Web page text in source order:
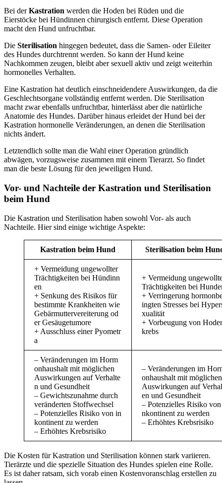
Bei derKastration werden die Hoden bei Rüden und die
Eierstöcke bei Hündinnen chirurgisch entfernt. Diese Operation
macht den Hund unfruchtbar.
Die Sterilisation hingegen bedeutet, dass die Samen- oder Eileiter
des Hundes durchtrennt werden. So kann der Hund keine
Nachkommen zeugen, bleibt aber sexuell aktiv und zeigt weiterhin
hormonelles Verhalten.
Eine Kastration hat deutlich einschneidendere Auswirkungen, da die
Geschlechtsorgane vollständig entfernt werden. Die Sterilisation
macht zwar ebenfalls unfruchtbar, hinterlässt aber die natürliche
Anatomie des Hundes. Darüber hinaus erleidet der Hund bei der
Kastration hormonelle Veränderungen, an denen die Sterilisation
nichts ändert.
Letztendlich sollte man die Wahl einer Operation gründlich
abwägen, vorzugsweise zusammen mit einem Tierarzt. So findet
man die beste Lösung für den jeweiligen Hund.
Vor- und Nachteile der Kastration und Sterilisation
beim Hund
Die Kastration und Sterilisation haben sowohl Vor- als auch
Nachteile. Hier sind einige wichtige Aspekte:
Kastration beim Hund Sterilisation beim
+ Vermeidung ungewollter
Trächtigkeiten bei Hündinn
en
+ Senkung des Risikos für
bestimmte Krankheiten wie
Gebärmuttervereiterung od
er Gesäugetumore
+ Ausschluss einer Pyometr
a
+ Vermeidung
Trächtigkeiten bei
+ Verringerung
ingten Stresses bei
xualität
+ Vorbeugung von
krebs
– Veränderungen im Horm
onhaushalt mit möglichen
Auswirkungen auf Verhalte
n und Gesundheit
– Gewichtszunahme durch
veränderten Stoffwechsel
– Potenzielles Risiko von in
kontinent zu werden
– Erhöhtes Krebsrisiko
– Veränderungen im
onhaushalt mit möglichen
Auswirkungen auf
en und Gesundheit
– Potenzielles Risiko
nkontinent zu werden
– Erhöhtes Krebsrisiko
Die Kosten für Kastration und Sterilisation können stark variieren.
Tierärzte und die spezielle Situation des Hundes spielen eine Rolle.
Es ist daher ratsam, sich vorab einen Kostenvoranschlag erstellen zu